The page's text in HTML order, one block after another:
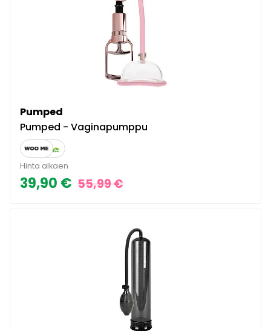
Pumped
Pumped - Vaginapumppu
Hinta alkaen
39,90 € 55,99 €